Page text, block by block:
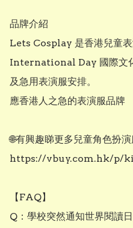
品牌介紹
Lets Cosplay 是香港兒童
International Day 國際文
及急用表演服安排。
應香港人之急的表演服品牌
🌐有興趣睇更多兒童角色扮
https://vbuy.com.hk/p/
【FAQ】
Q：學校突然通知世界閱讀